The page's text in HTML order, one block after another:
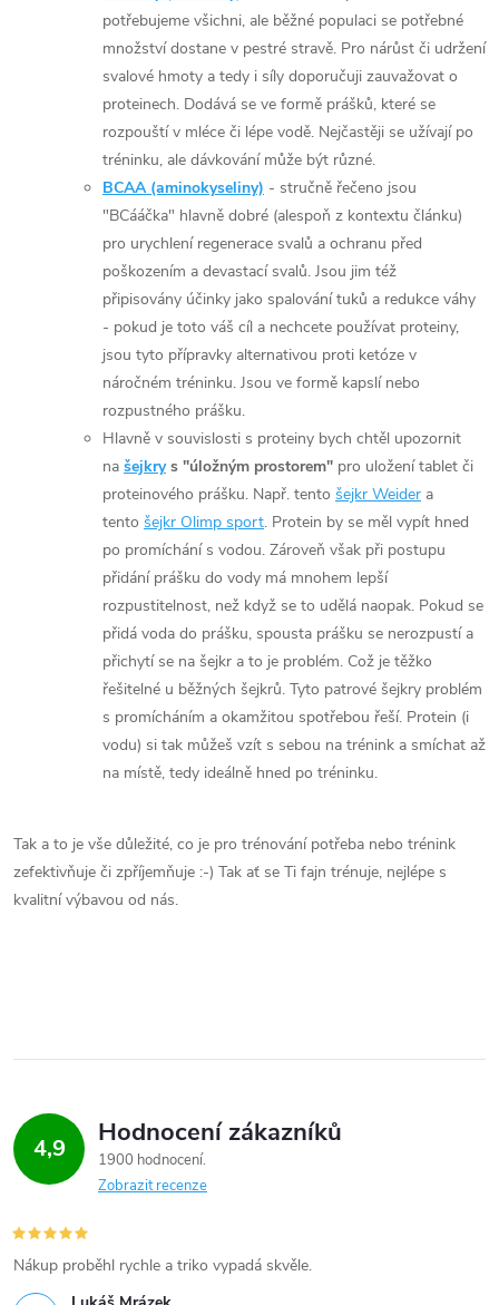
potřebujeme všichni, ale běžné populaci se potřebné
množství dostane v pestré stravě. Pro nárůst či udržení
svalové hmoty a tedy i síly doporučuji zauvažovat o
proteinech. Dodává se ve formě prášků, které se
rozpouští v mléce či lépe vodě. Nejčastěji se užívají po
tréninku, ale dávkování může být různé.
BCAA (aminokyseliny) - stručně řečeno jsou
"BCááčka" hlavně dobré (alespoň z kontextu článku)
pro urychlení regenerace svalů a ochranu před
poškozením a devastací svalů. Jsou jim též
připisovány účinky jako spalování tuků a redukce váhy
- pokud je toto váš cíl a nechcete používat proteiny,
jsou tyto přípravky alternativou proti ketóze v
náročném tréninku. Jsou ve formě kapslí nebo
rozpustného prášku.
Hlavně v souvislosti s proteiny bych chtěl upozornit
na šejkrys "úložným prostorem" pro uložení tablet či
proteinového prášku. Např. tento šejkr Weider a
tento šejkr Olimp sport. Protein by se měl vypít hned
po promíchání s vodou. Zároveň však při postupu
přidání prášku do vody má mnohem lepší
rozpustitelnost, než když se to udělá naopak. Pokud se
přidá voda do prášku, spousta prášku se nerozpustí a
přichytí se na šejkr a to je problém. Což je těžko
řešitelné u běžných šejkrů. Tyto patrové šejkry problém
s promícháním a okamžitou spotřebou řeší. Protein (i
vodu) si tak můžeš vzít s sebou na trénink a smíchat až
na místě, tedy ideálně hned po tréninku.
Tak a to je vše důležité, co je pro trénování potřeba nebo trénink
zefektivňuje či zpříjemňuje :-) Tak ať se Ti fajn trénuje, nejlépe s
kvalitní výbavou od nás.
4,9 Hodnocení zákazníků
1900 hodnocení
Zobrazit recenze
Nákup proběhl rychle a triko vypadá skvěle.